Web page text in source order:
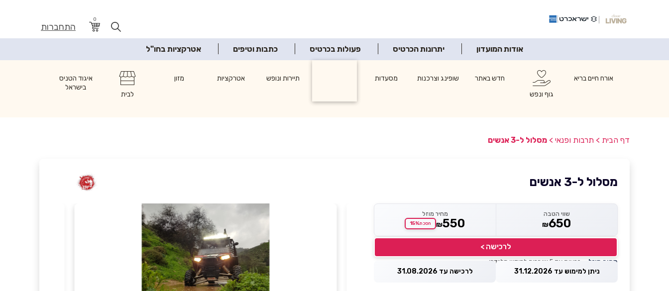
0
התחברות
אודות המועדון יתרונות הכרטיס פעולות בכרטיס כתבות וטיפים אטרקציות בחו"ל
אורח חיים בריא
גוף ונפש
חדש באתר שופינג וצרכנות מסעדות תיירות ונופש אטרקציות
מזון
לבית
איגוד הטניס
בישראל
דף הבית > תרבות ופנאי > מסלול ל-3 אנשים
מסלול ל-3 אנשים
שווי הטבה
₪650
מחיר מוזל
₪550 חסכת15%
לרכישה >
מחיר מוזל — זכאות עד 5 שוברים לחודש קלנדרי
ניתן למימוש עד 31.12.2026 לרכישה עד 31.08.2026